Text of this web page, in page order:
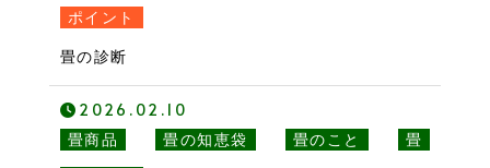
ポイント
畳の診断
2026.02.10
畳商品 畳の知恵袋 畳のこと 畳